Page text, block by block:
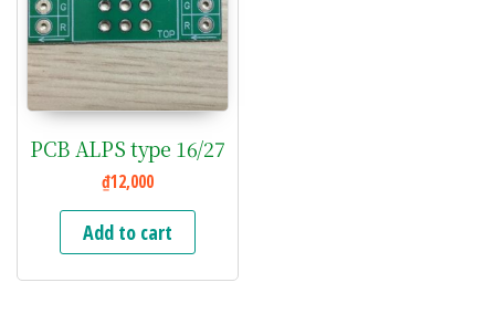
PCB ALPS type 16/27
₫12,000
Add to cart